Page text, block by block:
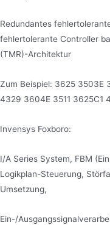
Redundantes
fehlertolerante Controller
(TMR)-Architektur
Zum Beispiel: 3625 3503E
4329 3604E 3511 3625C1
Invensys Foxboro:
I/A Series System, FBM
Logikplan-Steuerung,
Umsetzung,
Ein-/